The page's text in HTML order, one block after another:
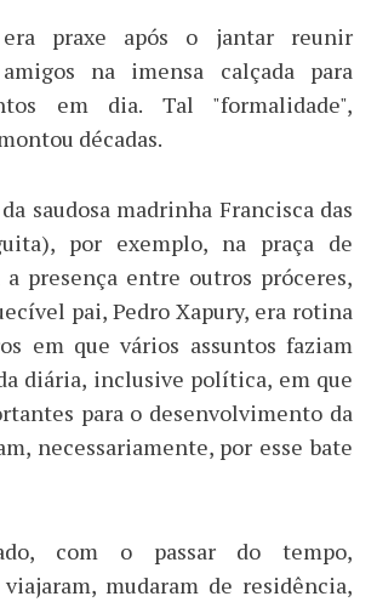
praxe após o jantar reunir
na imensa calçada para
em dia. Tal "formalidade",
décadas.
saudosa madrinha Francisca das
por exemplo, na praça de
a presença entre outros próceres,
pai, Pedro Xapury, era rotina
em que vários assuntos faziam
diária, inclusive política, em que
para o desenvolvimento da
necessariamente, por esse bate
com o passar do tempo,
mudaram de residência,